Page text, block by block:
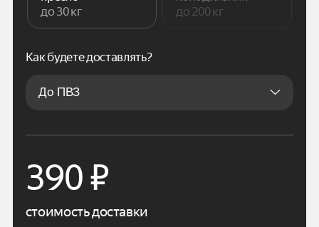
до 30 кг
до 200 кг
Как будете доставлять?
390₽
стоимость доставки